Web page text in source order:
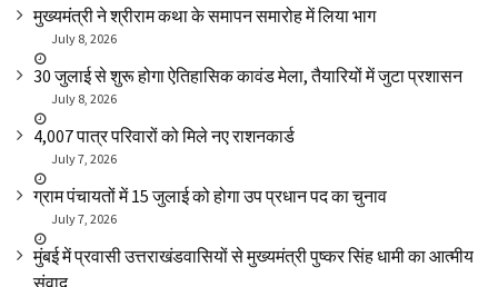
मुख्यमंत्री ने श्रीराम कथा के समापन समारोह में लिया भाग
July 8, 2026
30 जुलाई से शुरू होगा ऐतिहासिक कावंड मेला, तैयारियों में जुटा प्रशासन
July 8, 2026
4,007 पात्र परिवारों को मिले नए राशनकार्ड
July 7, 2026
ग्राम पंचायतों में 15 जुलाई को होगा उप प्रधान पद का चुनाव
July 7, 2026
मुंबई में प्रवासी उत्तराखंडवासियों से मुख्यमंत्री पुष्कर सिंह धामी का आत्मीय